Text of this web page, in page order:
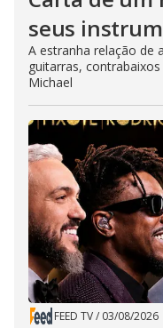
seus
A estranha relação de
guitarras,
Michael
FEED TV/ 03/08/2026